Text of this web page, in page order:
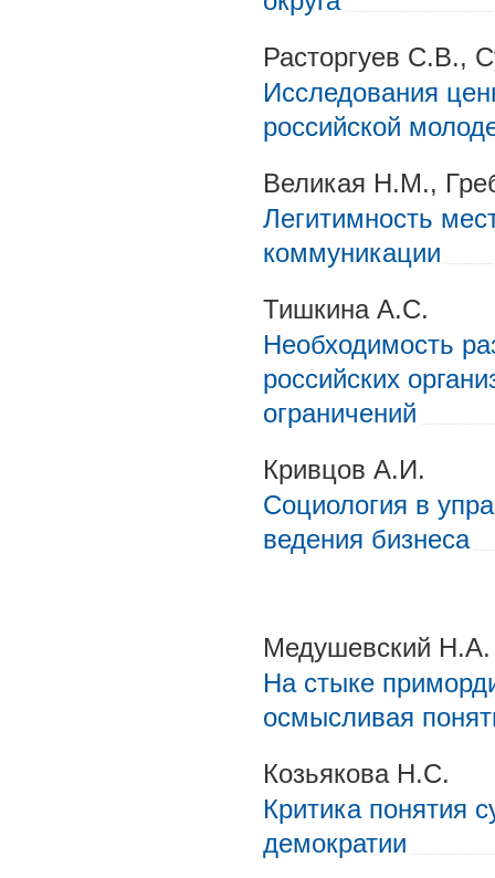
Расторгуев С.В.,
Исследования
российской
Великая Н.М.,
Легитимность
коммуникации
Тишкина А.С.
Необходимость
российских
ограничений
Кривцов А.И.
Социология в
ведения бизнеса
Медушевский Н.А.
На стыке
осмысливая
Козьякова Н.С.
Критика понятия
демократии